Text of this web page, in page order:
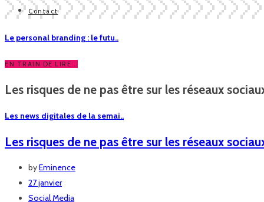
Contact
Le personal branding : le futu..
EN TRAIN DE LIRE...
Les risques de ne pas être sur les réseaux
Les news digitales de la semai..
Les risques de ne pas être sur les réseaux
byEminence
27 janvier
Social Media